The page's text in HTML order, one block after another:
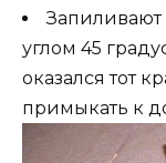
Запиливают
углом 45
оказался тот
примыкать к